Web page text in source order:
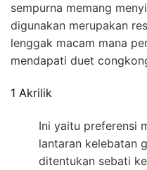
sempurna memang
digunakan merupakan
lenggak macam mana
mendapati duet
1 Akrilik
Ini yaitu preferensi
lantaran kelebatan
ditentukan sebati